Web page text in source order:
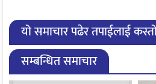
यो समाचार पढेर तपाईलाई
सम्बन्धित समाचार